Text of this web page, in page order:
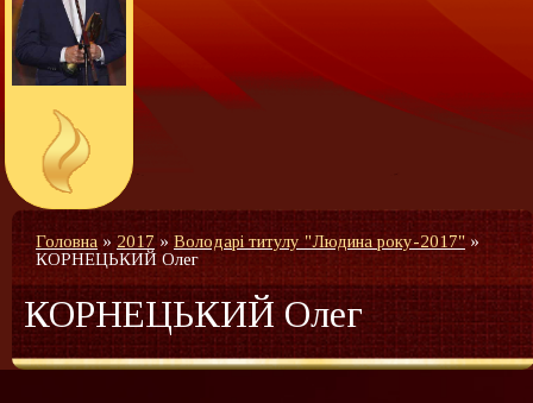
Головна »2017»Володарі титулу "Людина року-2017"»
КОРНЕЦЬКИЙ Олег
КОРНЕЦЬКИЙ Олег